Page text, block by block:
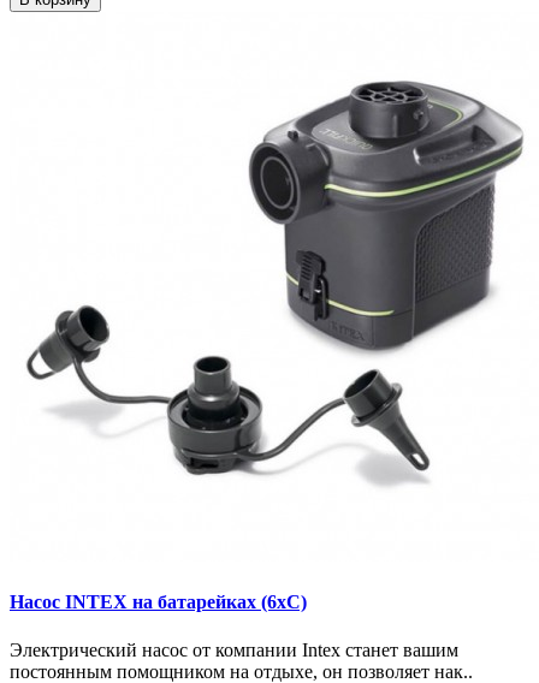
Насос INTEX на батарейках (6хС)
Электрический насос от компании Intex станет вашим
постоянным помощником на отдыхе, он позволяет нак..